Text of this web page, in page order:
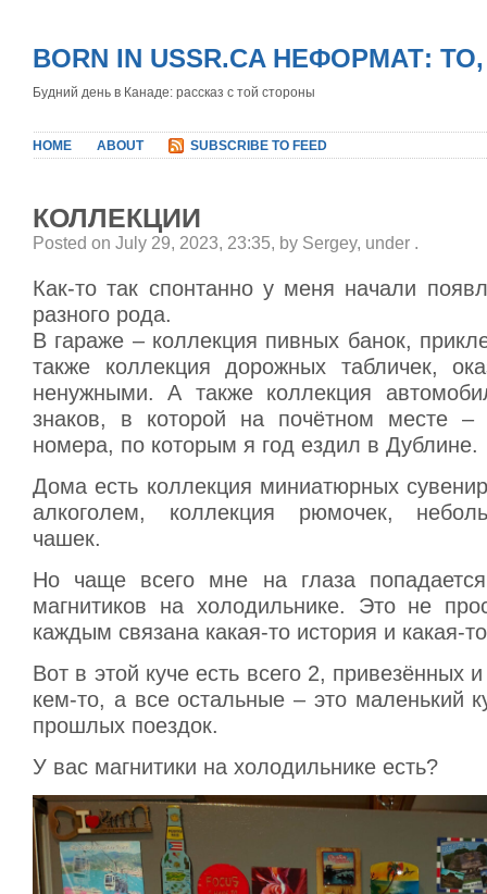
BORN IN USSR.CA НЕФОРМАТ:
Будний день в Канаде: рассказ с той стороны
HOME ABOUT SUBSCRIBE TO FEED
КОЛЛЕКЦИИ
Posted on July 29, 2023, 23:35, by Sergey, under .
Как-то так спонтанно у меня начали
разного рода.
В гараже – коллекция пивных банок,
также коллекция дорожных табличек,
ненужными. А также коллекция
знаков, в которой на почётном месте –
номера, по которым я год ездил в Дублине.
Дома есть коллекция миниатюрных
алкоголем, коллекция рюмочек,
чашек.
Но чаще всего мне на глаза
магнитиков на холодильнике. Это не
каждым связана какая-то история и какая-
Вот в этой куче есть всего 2, привезённых
кем-то, а все остальные – это маленький
прошлых поездок.
У вас магнитики на холодильнике есть?